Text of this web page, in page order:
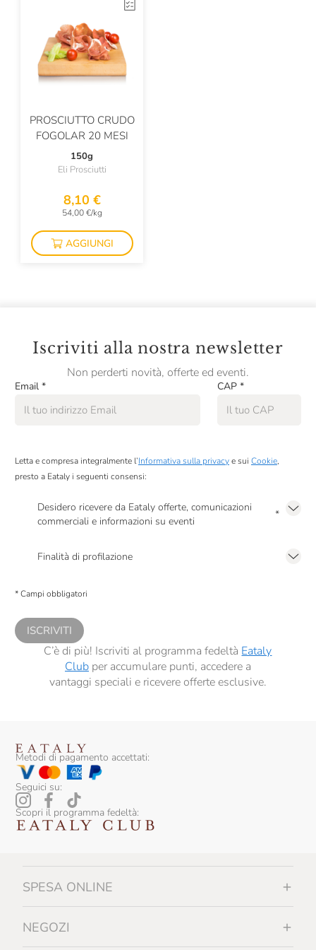
Mancini
Maple Farm
Marc E Manuel Giro
Masseria Mirogallo
Menabrea
Nasti Dante
Nesti Dante
Pariani
Pastificio Artusi
Pausa Café
Podere Cittadella
Pulltex
Salmon & Co
Salsa Natura
Santa Vittoria
Scyavuru
Silvio Carta
Tenuta I Gelsi
Tenuta Margherita
Vicente Marino
PROSCIUTTO CRUDO
FOGOLAR 20 MESI
150g
Eli Prosciutti
8,10 €
54,00 €/kg
AGGIUNGI
Iscriviti alla nostra newsletter
Non perderti novità, offerte ed eventi.
Email * CAP *
Letta e compresa integralmente l’Informativa sulla privacye sui Cookie,
presto a Eataly i seguenti consensi:
Desidero ricevere da Eataly offerte, comunicazioni
commerciali e informazioni su eventi
*
Finalità di profilazione
comunicazioni commerciali personalizzate, in caso di consenso prestato ai
* Campi obbligatori
ISCRIVITI
C’è di più! Iscriviti al programma fedeltà Eataly
Clubper accumulare punti, accedere a
vantaggi speciali e ricevere offerte esclusive.
Metodi di pagamento accettati:
Seguici su:
Scopri il programma fedeltà:
SPESA ONLINE
NEGOZI